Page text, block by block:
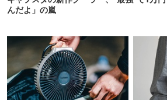
んだよ」の嵐